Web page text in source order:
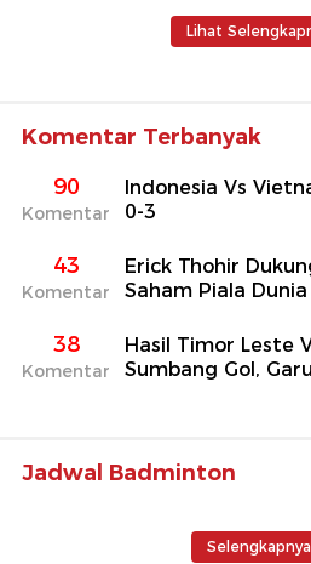
Lihat
Komentar Terbanyak
90
Komentar
Indonesia Vs
0-3
43
Komentar
Erick Thohir
Saham Piala Dunia
38
Komentar
Hasil Timor Leste
Sumbang Gol,
Jadwal Badminton
Selengkapnya